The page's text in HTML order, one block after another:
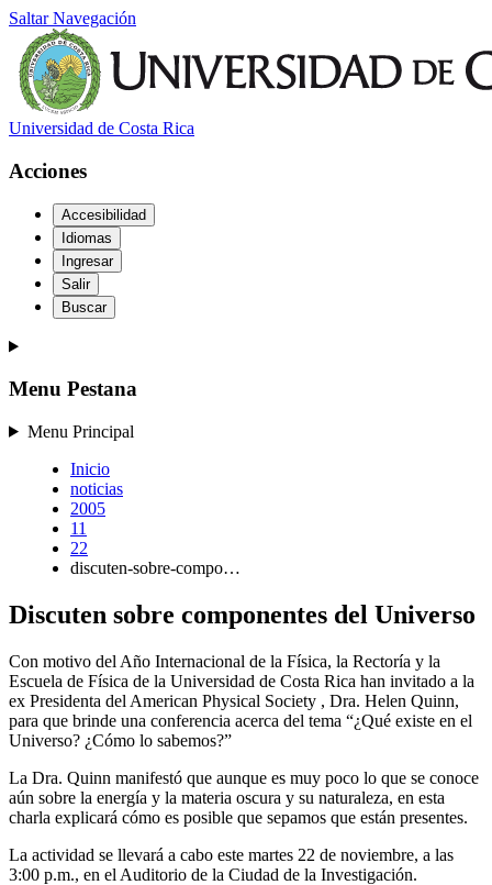
Saltar Navegación
Universidad de Costa Rica
Acciones
Accesibilidad
Idiomas
Ingresar
Salir
Buscar
Menu Pestana
Menu Principal
Inicio
noticias
2005
11
22
discuten-sobre-compo…
Discuten sobre componentes del Universo
Con motivo del Año Internacional de la Física, la Rectoría y la
Escuela de Física de la Universidad de Costa Rica han invitado a la
ex Presidenta del American Physical Society , Dra. Helen Quinn,
para que brinde una conferencia acerca del tema “¿Qué existe en el
Universo? ¿Cómo lo sabemos?”
La Dra. Quinn manifestó que aunque es muy poco lo que se conoce
aún sobre la energía y la materia oscura y su naturaleza, en esta
charla explicará cómo es posible que sepamos que están presentes.
La actividad se llevará a cabo este martes 22 de noviembre, a las
3:00 p.m., en el Auditorio de la Ciudad de la Investigación.